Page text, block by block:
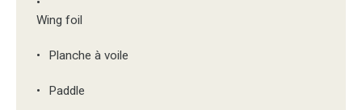
Wing foil
Planche à voile
Paddle